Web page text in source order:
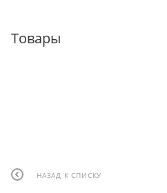
Товары
НАЗАД К СПИСКУ